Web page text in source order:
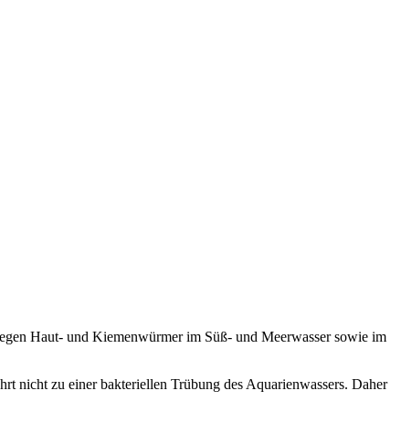
Haut- und Kiemenwürmer im Süß- und Meerwasser sowie im
nicht zu einer bakteriellen Trübung des Aquarienwassers. Daher